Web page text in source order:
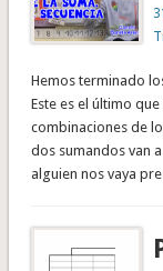
Hemos terminado
Este es el último
combinaciones de
dos sumandos van
alguien nos vaya